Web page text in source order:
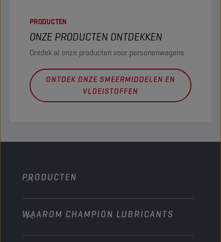
PRODUCTEN
ONZE PRODUCTEN ONTDEKKEN
Ontdek al onze producten voor personenwagens
ONTDEK ONZE SMEERMIDDELEN EN
VLOEISTOFFEN
PRODUCTEN
Personenwagens
Bussen & Vrachtwagens
WAAROM CHAMPION LUBRICANTS